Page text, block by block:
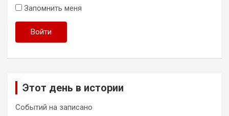
Запомнить меня
Войти
Этот день в истории
Событий на записано